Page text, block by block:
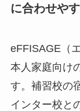
に合わせや
eFFISAGE（
本人家庭向け
す。補習校の
インター校と